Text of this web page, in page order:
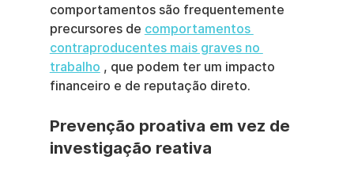
comportamentos são frequentemente
precursores de comportamentos
contraproducentes mais graves no
trabalho , que podem ter um impacto
financeiro e de reputação direto.
Prevenção proativa em vez de
investigação reativa